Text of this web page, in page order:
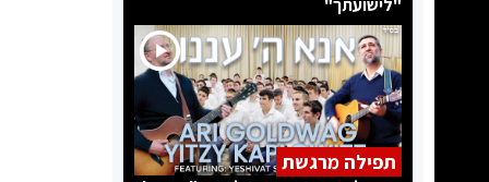
"לישועתך"
תפילה מרגשת